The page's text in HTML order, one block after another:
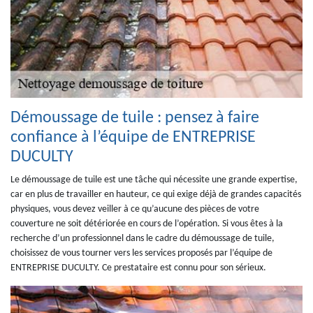
Démoussage de tuile : pensez à faire
confiance à l’équipe de ENTREPRISE
DUCULTY
Le démoussage de tuile est une tâche qui nécessite une grande expertise,
car en plus de travailler en hauteur, ce qui exige déjà de grandes capacités
physiques, vous devez veiller à ce qu’aucune des pièces de votre
couverture ne soit détériorée en cours de l’opération. Si vous êtes à la
recherche d’un professionnel dans le cadre du démoussage de tuile,
choisissez de vous tourner vers les services proposés par l’équipe de
ENTREPRISE DUCULTY. Ce prestataire est connu pour son sérieux.